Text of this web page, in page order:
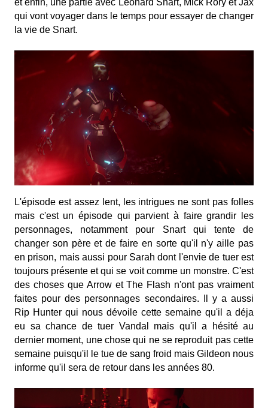
et enfin, une partie avec Leonard Snart, Mick Rory et Jax
qui vont voyager dans le temps pour essayer de changer
la vie de Snart.
L'épisode est assez lent, les intrigues ne sont pas folles
mais c'est un épisode qui parvient à faire grandir les
personnages, notamment pour Snart qui tente de
changer son père et de faire en sorte qu'il n'y aille pas
en prison, mais aussi pour Sarah dont l'envie de tuer est
toujours présente et qui se voit comme un monstre. C'est
des choses que Arrow et The Flash n'ont pas vraiment
faites pour des personnages secondaires. Il y a aussi
Rip Hunter qui nous dévoile cette semaine qu'il a déja
eu sa chance de tuer Vandal mais qu'il a hésité au
dernier moment, une chose qui ne se reproduit pas cette
semaine puisqu'il le tue de sang froid mais Gildeon nous
informe qu'il sera de retour dans les années 80.